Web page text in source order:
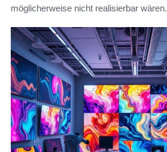
möglicherweise nicht realisierbar wären.